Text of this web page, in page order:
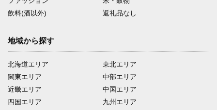
飲料(酒以外)
返礼品なし
地域から探す
北海道エリア
関東エリア
近畿エリア
四国エリア
東北エリア
中部エリア
中国エリア
九州エリア